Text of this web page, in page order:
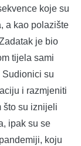
koje su
a kao polazište
je bio
tijela sami
Sudionici su
i razmjeniti
što su iznijeli
ipak su se
koju